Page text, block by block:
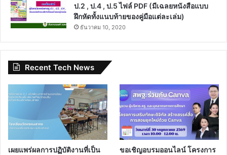
ป.2 , ป.4 , ป.5 ไฟล์ PDF (มีเฉลยหนังสือแบบ
ฝึกหัดทั้งแนบท้ายของคู่มือแต่ละเล่ม)
ธันวาคม 10, 2020
Recent Tech News
เผยแพร่ผลการปฏิบัติงานที่เป็น
ขอเชิญอบรมออนไลน์ โครงการ